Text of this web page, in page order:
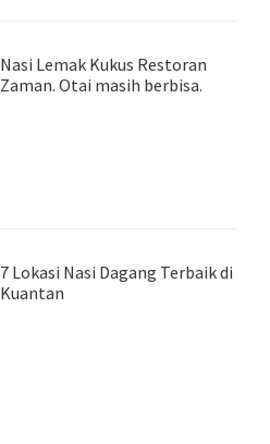
Nasi Lemak Kukus Restoran
Zaman. Otai masih berbisa.
7 Lokasi Nasi Dagang Terbaik di
Kuantan